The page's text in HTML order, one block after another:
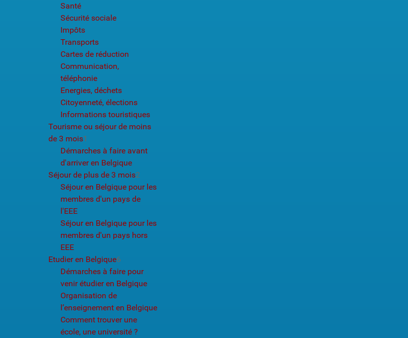
Santé
Sécurité sociale
Impôts
Transports
Cartes de réduction
Communication,
téléphonie
Energies, déchets
Citoyenneté, élections
Informations touristiques
Tourisme ou séjour de moins
de 3 mois1
Démarches à faire avant
d'arriver en Belgique
Séjour de plus de 3 mois2
Séjour en Belgique pour les
membres d'un pays de
l'EEE
Séjour en Belgique pour les
membres d'un pays hors
EEE
Etudier en Belgique6
Démarches à faire pour
venir étudier en Belgique
Organisation de
l’enseignement en Belgique
Comment trouver une
école, une université ?